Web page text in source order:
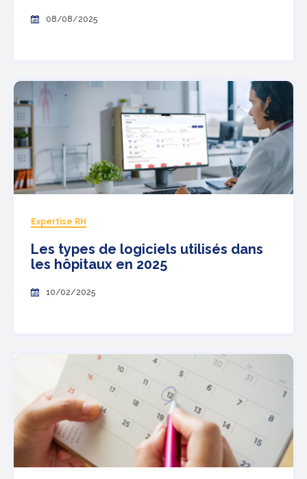
08/08/2025
Expertise RH
Les types de logiciels utilisés dans
les hôpitaux en 2025
10/02/2025